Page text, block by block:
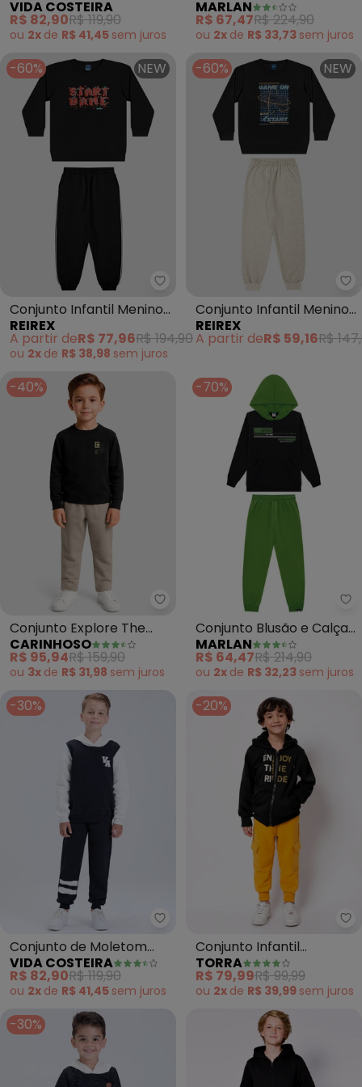
Pelinho (Preto) -
VIDA COSTEIRA
R$ 82,90R$ 119,90
ou 2x de R$ 41,45 sem juros
e Calça Microfibra
(Preto)
MARLAN
R$ 67,47R$ 224,90
ou 2x de R$ 33,73 sem juros
-60% NEW
Reirex - Conjunto Infantil
Conjunto Infantil Menino
com Blusão e Calça
(Preto)
REIREX
A partir deR$ 77,96R$ 194,90
ou 2x de R$ 38,98 sem juros
-60% NEW
Conjunto Infantil Menino
Blusão Estampa Game e
Calça (Preto)
REIREX
A partir deR$ 59,16R$
-40%
Carinhoso - Conjunto Explore
Conjunto Explore The
World¿S Frontiers
(Preto)
CARINHOSO
R$ 95,94R$ 159,90
ou 3x de R$ 31,98 sem juros
-70%
Conjunto Blusão e Calça
em Malha Sport (Preto)
MARLAN
R$ 64,47R$ 214,90
ou 2x de R$ 32,23 sem juros
-30%
Vida Costeira - Conjunto de
Conjunto de Moletom
Colegial Va com Capuz
(Preto)
VIDA COSTEIRA
R$ 82,90R$ 119,90
ou 2x de R$ 41,45 sem juros
-20%
Conjunto Infantil
Moletom Peluciado
(Preto)
TORRA
R$ 79,99R$ 99,99
ou 2x de R$ 39,99 sem juros
-30%